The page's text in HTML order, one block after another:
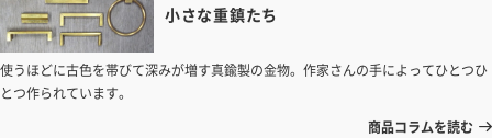
小さな重鎮たち
使うほどに古色を帯びて深みが増す真鍮製の金物。作家さんの手によってひとつひ
とつ作られています。
商品コラムを読む